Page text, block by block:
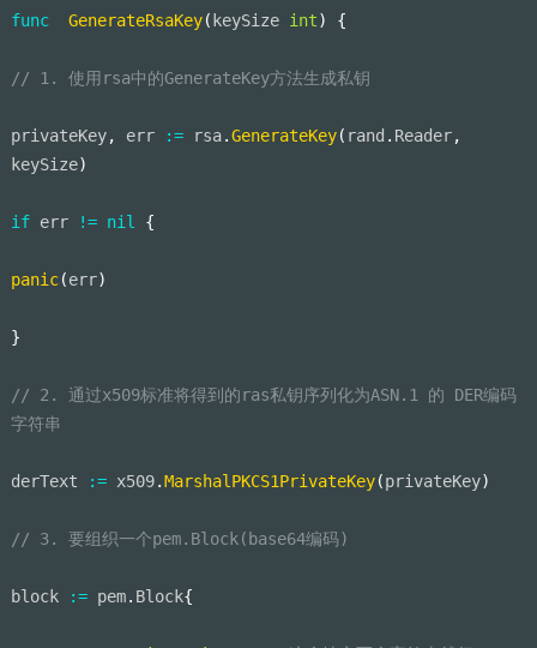
func GenerateRsaKey( keySize int) {
// 1. 使用rsa中的GenerateKey方法生成私钥
privateKey, err := rsa.GenerateKey( rand . Reader,
keySize)
if err != nil {
panic(err)
}
// 2. 通过x509标准将得到的ras私钥序列化为ASN.1 的 DER编码
字符串
derText := x509.MarshalPKCS1PrivateKey(privateKey)
// 3. 要组织一个pem.Block(base64编码)
block := pem. Block{